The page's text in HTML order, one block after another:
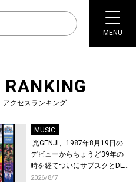
MENU
RANKING
アクセスランキング
MUSIC
光GENJI、1987年8月19日の
デビューからちょうど39年の
時を経てついにサブスクとDL
配信が解禁！
2026/8/7